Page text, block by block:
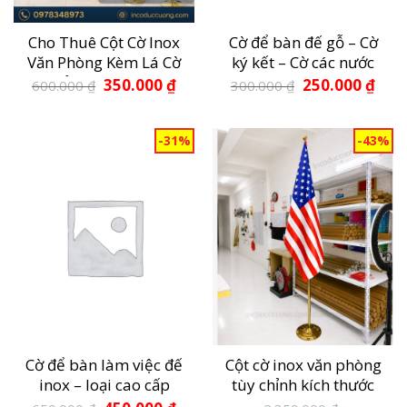
Cho Thuê Cột Cờ Inox
Văn Phòng Kèm Lá Cờ
– Giải Pháp Chuyên
600.000₫ Giá
gốc
350.000₫Giá
350.000 ₫.
Cờ để bàn đế gỗ – Cờ
ký kết – Cờ các nước
300.000₫ Giá
gốc
250.000₫Giá
-31%
Cờ để bàn làm việc đế
inox – loại cao cấp
-43%
Cột cờ inox văn phòng
tùy chỉnh kích thước